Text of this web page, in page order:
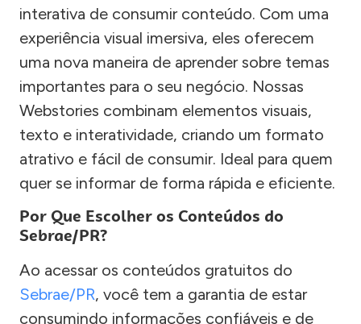
interativa de consumir conteúdo. Com uma
experiência visual imersiva, eles oferecem
uma nova maneira de aprender sobre temas
importantes para o seu negócio. Nossas
Webstories combinam elementos visuais,
texto e interatividade, criando um formato
atrativo e fácil de consumir. Ideal para quem
quer se informar de forma rápida e eficiente.
Por Que Escolher os Conteúdos do
Sebrae/PR?
Ao acessar os conteúdos gratuitos do
Sebrae/PR, você tem a garantia de estar
consumindo informações confiáveis e de